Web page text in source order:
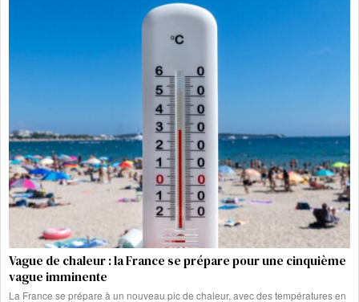
Vague de chaleur : la France se prépare pour une cinquième
vague imminente
La France se prépare à un nouveau pic de chaleur, avec des températures en